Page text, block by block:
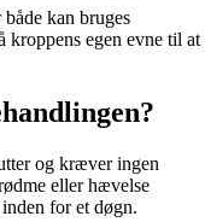
kan bruges
kroppens egen evne til at
og kræver ingen
eller hævelse
for et døgn.